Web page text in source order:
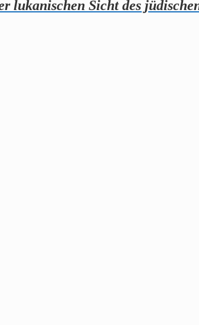
lukanischen Sicht des